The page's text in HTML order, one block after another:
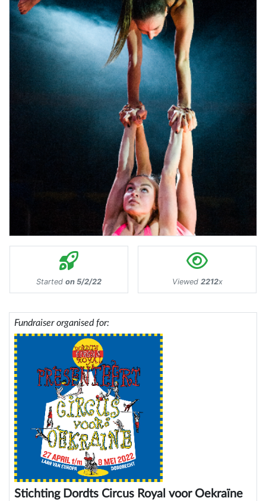
Started on 5/2/22 Viewed 2212x
Fundraiser organised for:
Stichting Dordts Circus Royal voor Oekraïne